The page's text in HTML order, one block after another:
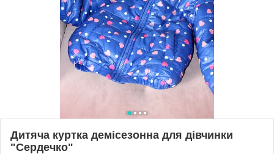
Дитяча куртка демісезонна для дівчинки
"Сердечко"